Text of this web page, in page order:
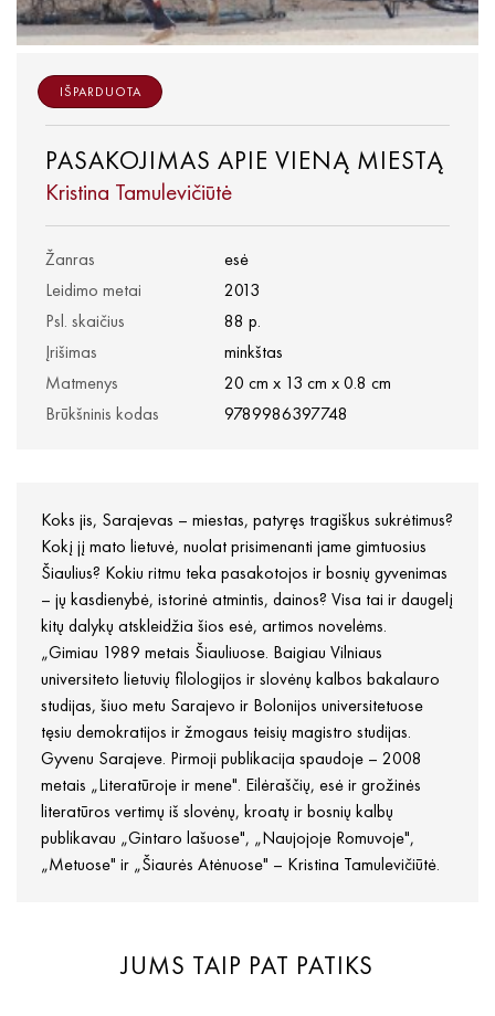
PASAKOJIMAS APIE VIENĄ MIESTĄ
Kristina Tamulevičiūtė
Žanras
esė
Leidimo metai
2013
Psl. skaičius
88 p.
Įrišimas
minkštas
Matmenys
20 cm x 13 cm x 0.8 cm
Brūkšninis kodas
9789986397748
IŠPARDUOTA
Koks jis, Sarajevas – miestas, patyręs tragiškus sukrėtimus?
Kokį jį mato lietuvė, nuolat prisimenanti jame gimtuosius
Šiaulius? Kokiu ritmu teka pasakotojos ir bosnių gyvenimas
– jų kasdienybė, istorinė atmintis, dainos? Visa tai ir daugelį
kitų dalykų atskleidžia šios esė, artimos novelėms.
„Gimiau 1989 metais Šiauliuose. Baigiau Vilniaus
universiteto lietuvių filologijos ir slovėnų kalbos bakalauro
studijas, šiuo metu Sarajevo ir Bolonijos universitetuose
tęsiu demokratijos ir žmogaus teisių magistro studijas.
Gyvenu Sarajeve. Pirmoji publikacija spaudoje – 2008
metais „Literatūroje ir mene". Eilėraščių, esė ir grožinės
literatūros vertimų iš slovėnų, kroatų ir bosnių kalbų
publikavau „Gintaro lašuose", „Naujojoje Romuvoje",
„Metuose" ir „Šiaurės Atėnuose" – Kristina Tamulevičiūtė.
JUMS TAIP PAT PATIKS